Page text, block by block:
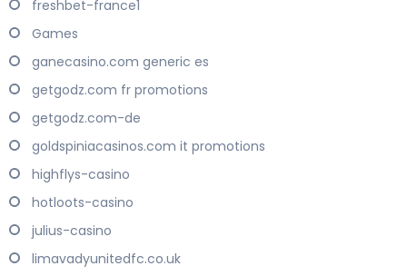
freshbet-france1
Games
ganecasino.com generic es
getgodz.com fr promotions
getgodz.com-de
goldspiniacasinos.com it promotions
highflys-casino
hotloots-casino
julius-casino
limavadyunitedfc.co.uk